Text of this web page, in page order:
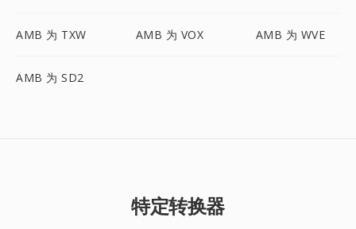
AMB 为 TXW AMB 为 VOX AMB 为 WVE
AMB 为 SD2
特定转换器